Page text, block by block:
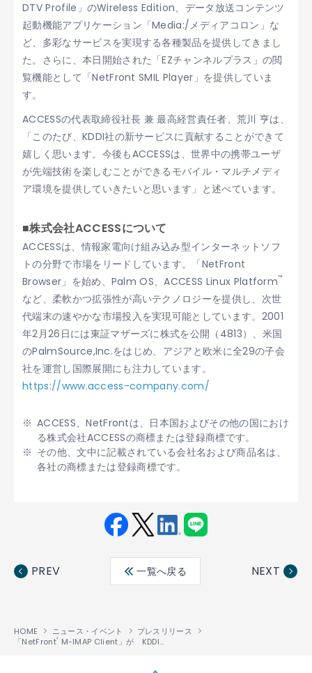
DTV Profile」のWireless Edition、データ放送コンテンツ
起動機能アプリケーション「Media:/メディアコロン」な
ど、多彩なサービスを実現する各種製品を提供してきまし
た。さらに、本日開始された「EZチャンネルプラス」の閲
覧機能として「NetFront SMIL Player」を提供していま
す。
ACCESSの代表取締役社長 兼 最高経営責任者、荒川 亨は、
「このたび、KDDI社の新サービスに貢献することができて
嬉しく思います。今後もACCESSは、世界中の携帯ユーザ
が先端技術を楽しむことができるモバイル・マルチメディ
ア環境を提供していきたいと思います」と述べています。
■株式会社ACCESSについて
ACCESSは、情報家電向け組み込み型インターネットソフ
トの分野で市場をリードしています。「NetFront
Browser」を始め、Palm OS、ACCESS Linux Platform™
など、柔軟かつ拡張性が高いテクノロジーを提供し、次世
代端末の速やかな市場投入を実現可能としています。2001
年2月26日には東証マザーズに株式を公開（4813）、米国
のPalmSource,Inc.をはじめ、アジアと欧米に全29の子会
社を運営し国際展開にも注力しています。
https://www.access-company.com/
ACCESS、NetFrontは、日本国およびその他の国におけ
る株式会社ACCESSの商標または登録商標です。
その他、文中に記載されている会社名および商品名は、
各社の商標または登録商標です。
ebo ter
edin
PREV 一覧へ戻る NEXT
HOME ニュース・イベント
プレスリリース
「NetFront® M-IMAP Client」が KDDI社の「デコレーションメール」サービスのメールソフトウェアに採用